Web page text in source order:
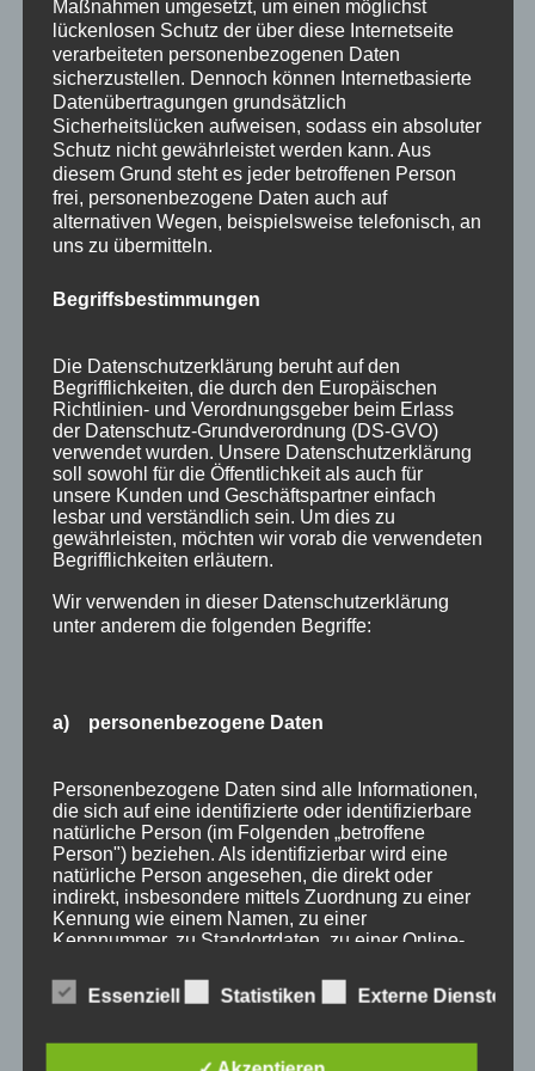
Wir sind Mitglied bei
Wir Oberstdorfer
Stichworte
allgäu allgäuer alpen alpen angebot Auszeit
bayern bergbahnen berge event
ferienwohnungen fewo Fewo Rabatt
haus partale herbst
Maßnahmen umgesetzt, um einen möglichst
lückenlosen Schutz der über diese Internetseite
verarbeiteten personenbezogenen Daten
sicherzustellen. Dennoch können Internetbasierte
Datenübertragungen grundsätzlich
Sicherheitslücken aufweisen, sodass ein absoluter
Schutz nicht gewährleistet werden kann. Aus
diesem Grund steht es jeder betroffenen Person
frei, personenbezogene Daten auch auf
alternativen Wegen, beispielsweise telefonisch, an
uns zu übermitteln.
Begriffsbestimmungen
Die Datenschutzerklärung beruht auf den
Begrifflichkeiten, die durch den Europäischen
Richtlinien- und Verordnungsgeber beim Erlass
der Datenschutz-Grundverordnung (DS-GVO)
verwendet wurden. Unsere Datenschutzerklärung
soll sowohl für die Öffentlichkeit als auch für
unsere Kunden und Geschäftspartner einfach
lesbar und verständlich sein. Um dies zu
gewährleisten, möchten wir vorab die verwendeten
Begrifflichkeiten erläutern.
Wir verwenden in dieser Datenschutzerklärung
unter anderem die folgenden Begriffe:
a) personenbezogene Daten
Personenbezogene Daten sind alle Informationen,
die sich auf eine identifizierte oder identifizierbare
natürliche Person (im Folgenden „betroffene
Person") beziehen. Als identifizierbar wird eine
natürliche Person angesehen, die direkt oder
indirekt, insbesondere mittels Zuordnung zu einer
Kennung wie einem Namen, zu einer
Kennnummer, zu Standortdaten, zu einer Online-
besonderen Merkmalen, die Ausdruck der
physischen, physiologischen, genetischen,
sozialen Identität dieser natürlichen Person sind,
Essenziell Statistiken Externe Dienste